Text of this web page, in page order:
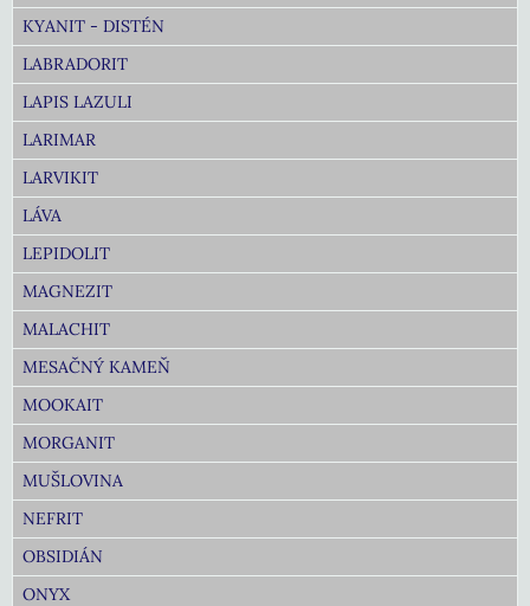
KYANIT - DISTÉN
LABRADORIT
LAPIS LAZULI
LARIMAR
LARVIKIT
LÁVA
LEPIDOLIT
MAGNEZIT
MALACHIT
MESAČNÝ KAMEŇ
MOOKAIT
MORGANIT
MUŠLOVINA
NEFRIT
OBSIDIÁN
ONYX